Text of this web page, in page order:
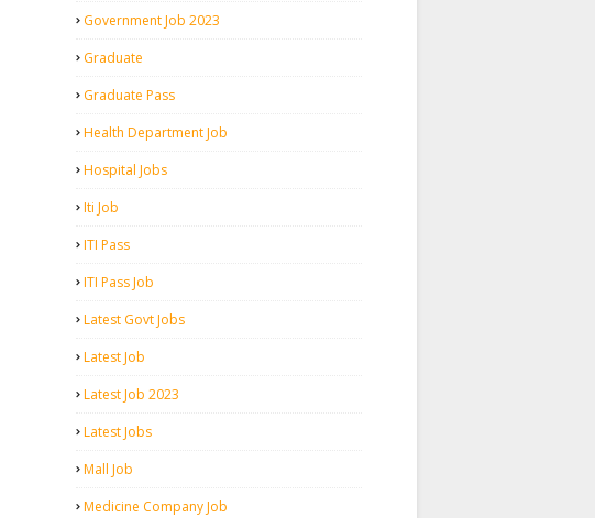
Government Job 2023
Graduate
Graduate Pass
Health Department Job
Hospital Jobs
Iti Job
ITI Pass
ITI Pass Job
Latest Govt Jobs
Latest Job
Latest Job 2023
Latest Jobs
Mall Job
Medicine Company Job